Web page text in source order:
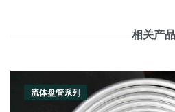
相关产品
流体盘管系列